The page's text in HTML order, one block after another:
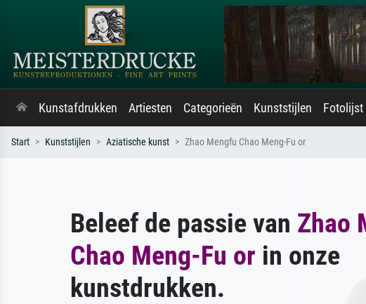
Kunstafdrukken Artiesten Categorieën Kunststijlen Fotolijst
Start Kunststijlen Aziatische kunst Zhao Mengfu Chao Meng-Fu or
Beleef de passie van Zhao
Chao Meng-Fu or in onze
kunstdrukken.